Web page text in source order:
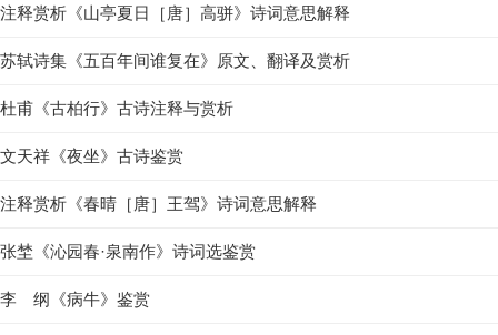
注释赏析《山亭夏日［唐］高骈》诗词意思解释
苏轼诗集《五百年间谁复在》原文、翻译及赏析
杜甫《古柏行》古诗注释与赏析
文天祥《夜坐》古诗鉴赏
注释赏析《春晴［唐］王驾》诗词意思解释
张埜《沁园春·泉南作》诗词选鉴赏
李 纲《病牛》鉴赏